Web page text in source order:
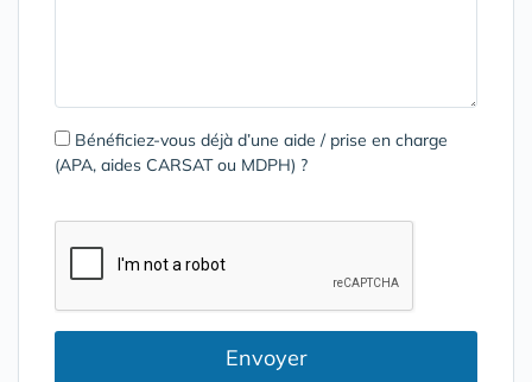
Bénéficiez-vous déjà d’une aide / prise en charge
(APA, aides CARSAT ou MDPH) ?
Envoyer